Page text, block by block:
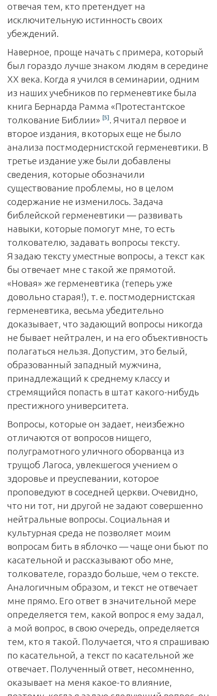
отвечая тем, кто претендует на
исключительную истинность своих
убеждений.
Наверное, проще начать с примера, который
был гораздо лучше знаком людям в середине
XX века. Когда я учился в семинарии, одним
из наших учебников по герменевтике была
книга Бернарда Рамма «Протестантское
толкование Библии» [5] . Я читал первое и
второе издания, в которых еще не было
анализа постмодернистской герменевтики. В
третье издание уже были добавлены
сведения, которые обозначили
существование проблемы, но в целом
содержание не изменилось. Задача
библейской герменевтики — развивать
навыки, которые помогут мне, то есть
толкователю, задавать вопросы тексту.
Я задаю тексту уместные вопросы, а текст как
бы отвечает мне с такой же прямотой.
«Новая» же герменевтика (теперь уже
довольно старая!), т. е. постмодернистская
герменевтика, весьма убедительно
доказывает, что задающий вопросы никогда
не бывает нейтрален, и на его объективность
полагаться нельзя. Допустим, это белый,
образованный западный мужчина,
принадлежащий к среднему классу и
стремящийся попасть в штат какого-нибудь
престижного университета.
Вопросы, которые он задает, неизбежно
отличаются от вопросов нищего,
полуграмотного уличного оборванца из
трущоб Лагоса, увлекшегося учением о
здоровье и преуспевании, которое
проповедуют в соседней церкви. Очевидно,
что ни тот, ни другой не задают совершенно
нейтральные вопросы. Социальная и
культурная среда не позволяет моим
вопросам бить в яблочко — чаще они бьют по
касательной и рассказывают обо мне,
толкователе, гораздо больше, чем о тексте.
Аналогичным образом, и текст не отвечает
мне прямо. Его ответ в значительной мере
определяется тем, какой вопрос я ему задал,
а мой вопрос, в свою очередь, определяется
тем, кто я такой. Получается, что я спрашиваю
по касательной, а текст по касательной же
отвечает. Полученный ответ, несомненно,
оказывает на меня какое-то влияние,